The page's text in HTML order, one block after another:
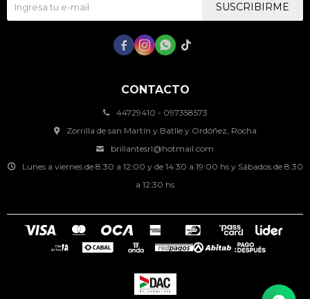
CONTACTO
44729410 - 097358573
Zorrilla de san Martín y Batlle y Ordóñez, Rocha
brillantesrl@hotmail.com
Lunes a viernes de 8:30 a 12:00 y de 14:30 a 19:00 hs y Sábados de 8:30
a 12:30 hs
SUSCRIBIRME
   